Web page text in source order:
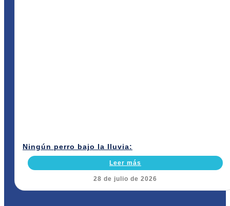
Ningún perro bajo la lluvia:
Leer más
28 de julio de 2026